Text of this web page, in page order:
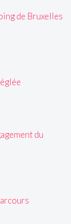
de Bruxelles
du